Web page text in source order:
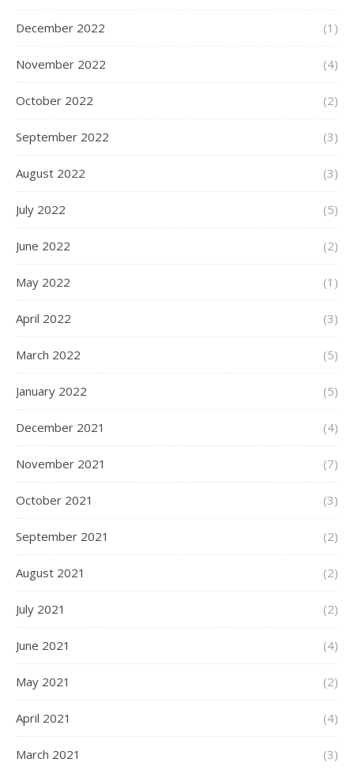
December 2022 (1)
November 2022 (4)
October 2022 (2)
September 2022 (3)
August 2022 (3)
July 2022 (5)
June 2022 (2)
May 2022 (1)
April 2022 (3)
March 2022 (5)
January 2022 (5)
December 2021 (4)
November 2021 (7)
October 2021 (3)
September 2021 (2)
August 2021 (2)
July 2021 (2)
June 2021 (4)
May 2021 (2)
April 2021 (4)
March 2021 (3)